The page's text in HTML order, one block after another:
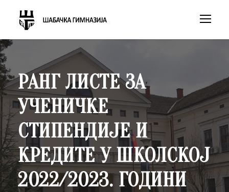
РАНГ ЛИСТЕ ЗА
УЧЕНИЧКЕ
СТИПЕНДИЈЕ И
КРЕДИТЕ У ШКОЛСКОЈ
2022/2023. ГОДИНИ